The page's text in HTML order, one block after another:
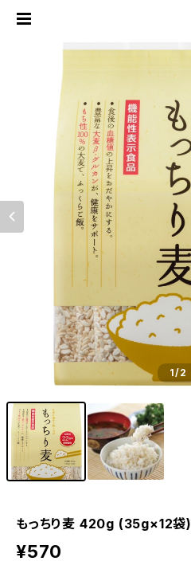
1/2
もっちり麦 420g (35g×12袋)
¥570